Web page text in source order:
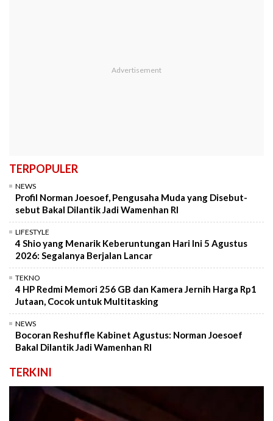
TERPOPULER
NEWS
Profil Norman Joesoef, Pengusaha Muda yang Disebut-
sebut Bakal Dilantik Jadi Wamenhan RI
LIFESTYLE
4 Shio yang Menarik Keberuntungan Hari Ini 5 Agustus
2026: Segalanya Berjalan Lancar
TEKNO
4 HP Redmi Memori 256 GB dan Kamera Jernih Harga Rp1
Jutaan, Cocok untuk Multitasking
NEWS
Bocoran Reshuffle Kabinet Agustus: Norman Joesoef
Bakal Dilantik Jadi Wamenhan RI
TERKINI